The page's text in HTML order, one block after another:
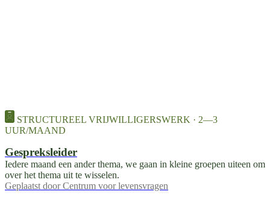
STRUCTUREEL VRIJWILLIGERSWERK · 2—3
UUR/MAAND
Gespreksleider
Iedere maand een ander thema, we gaan in kleine groepen uiteen om
over het thema uit te wisselen.
Geplaatst door Centrum voor levensvragen